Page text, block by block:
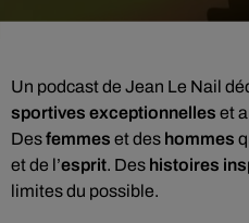
Un podcast de Jean Le Nail
sportives exceptionnelles et
Desfemmes et des hommes
et de l’esprit. Des histoires
limites du possible.